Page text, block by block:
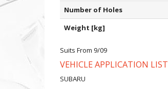
Number of Holes
Weight [kg]
Suits From 9/09
VEHICLE APPLICATION LIST
SUBARU